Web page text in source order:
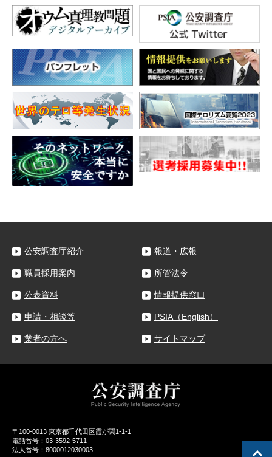
公安調査庁紹介 報道・広報
職員採用案内 所管法令
公表資料 情報提供窓口
申請・相談等 PSIA（English）
業者の方へ サイトマップ
〒100-0013 東京都千代田区霞が関1-1-1
電話番号：03-3592-5711
法人番号：8000012030003